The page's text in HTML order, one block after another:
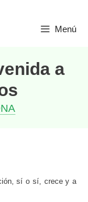
Menú
a
sí o sí, crece y a